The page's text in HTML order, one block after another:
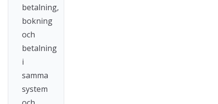
betalning,
bokning
och
betalning
i
samma
system